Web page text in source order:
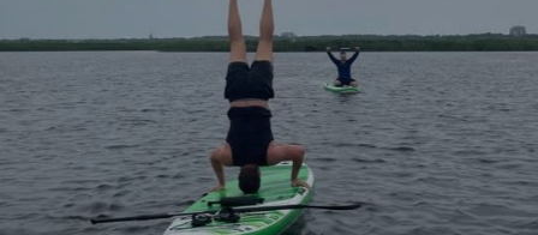
Rezervēt tagad
English
Español